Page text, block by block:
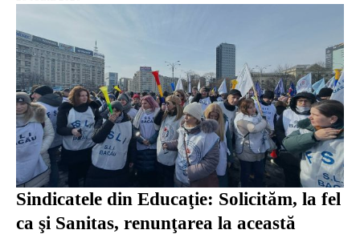
Sindicatele din Educaţie: Solicităm, la fel
ca şi Sanitas, renunţarea la această